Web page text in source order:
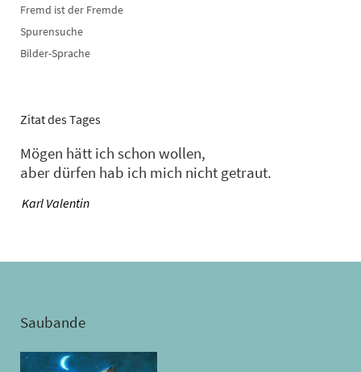
Fremd ist der Fremde
Spurensuche
Bilder-Sprache
Zitat des Tages
Mögen hätt ich schon wollen,
aber dürfen hab ich mich nicht getraut.
—
Karl Valentin
Saubande